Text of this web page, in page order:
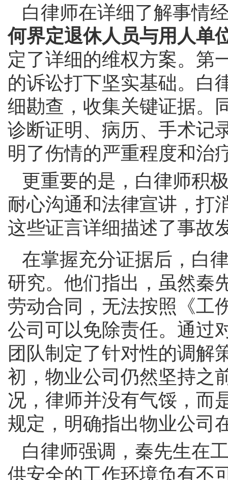
白律师在详细了解事情
何界定退休人员与用人单
定了详细的维权方案。第
的诉讼打下坚实基础。白
细勘查，收集关键证据。
诊断证明、病历、手术记
明了伤情的严重程度和治
更重要的是，白律师积
耐心沟通和法律宣讲，打
这些证言详细描述了事故
在掌握充分证据后，白
研究。他们指出，虽然秦
劳动合同，无法按照《工
公司可以免除责任。通过
团队制定了针对性的调解
初，物业公司仍然坚持之
况，律师并没有气馁，而
规定，明确指出物业公司
白律师强调，秦先生在
供安全的工作环境负有不